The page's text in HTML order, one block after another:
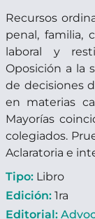
Recursos
penal, familia,
laboral y
Oposición a la
de decisiones
en materias
Mayorías
colegiados.
Aclaratoria e
Tipo: Libro
Edición: 1ra
Editorial: